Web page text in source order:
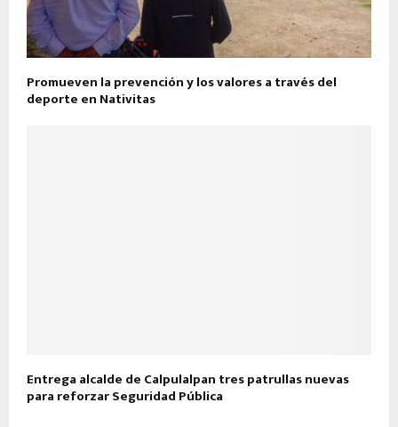
Promueven la prevención y los valores a través del
deporte en Nativitas
Entrega alcalde de Calpulalpan tres patrullas nuevas
para reforzar Seguridad Pública